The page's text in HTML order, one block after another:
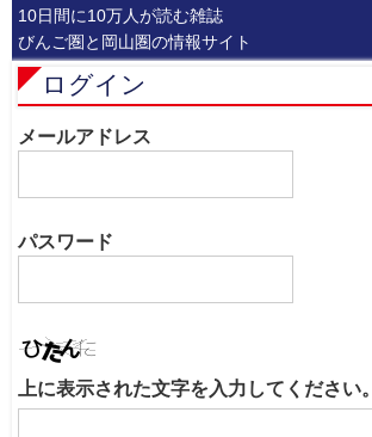
10日間に10万人が読む雑誌
びんご圏と岡山圏の情報サイト
ログイン
メールアドレス
パスワード
上に表示された文字を入力してください。